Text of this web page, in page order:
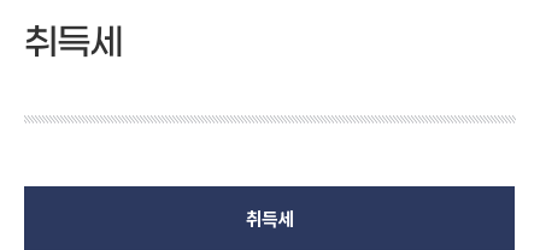
취득세
취득세